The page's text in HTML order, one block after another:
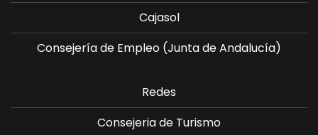
Cajasol
Consejería de Empleo (Junta de Andalucía)
Redes
Consejeria de Turismo